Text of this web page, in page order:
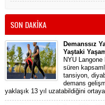
SON DAKİKA
Demanssız
Yaştaki
NYU Langone
süren
tansiyon,
demans
yaklaşık 13 yıl uzatabildiğini